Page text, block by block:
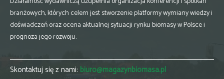
branżowych, których celem jest stworzenie platformy wymiany wiedzy i
doświadczeń oraz ocena aktualnej sytuacji rynku biomasy w Polsce i
prognoza jego rozwoju.
Skontaktuj się z nami: biuro@magazynbiomasa.pl